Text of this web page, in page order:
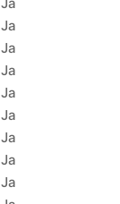
Ja
Ja
Ja
Ja
Ja
Ja
Ja
Ja